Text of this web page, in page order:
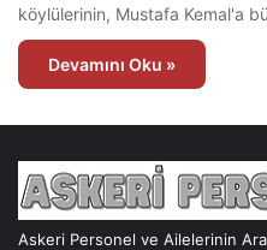
köylülerinin, Mustafa Kemal'a
Devamını Oku »
Askeri Personel ve Ailelerinin